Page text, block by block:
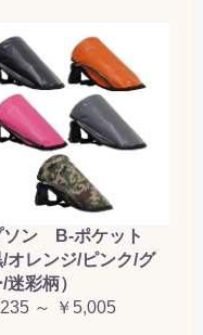
ソン B-ポケット
/オレンジ/ピンク/グ
迷彩柄）
～ ￥5,005